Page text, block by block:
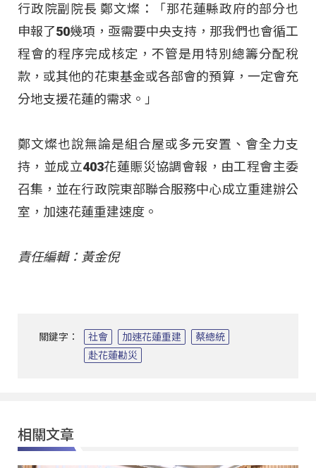
行政院副院長 鄭文燦：「那花蓮縣政府的部分也
申報了50幾項，亟需要中央支持，那我們也會循工
程會的程序完成核定，不管是用特別總籌分配稅
款，或其他的花東基金或各部會的預算，一定會充
分地支援花蓮的需求。」
鄭文燦也說無論是組合屋或多元安置、會全力支
持，並成立403花蓮賑災協調會報，由工程會主委
召集，並在行政院東部聯合服務中心成立重建辦公
室，加速花蓮重建速度。
責任編輯：黃金倪
關鍵字： 社會 加速花蓮重建
蔡總統
赴花蓮勘災
相關文章